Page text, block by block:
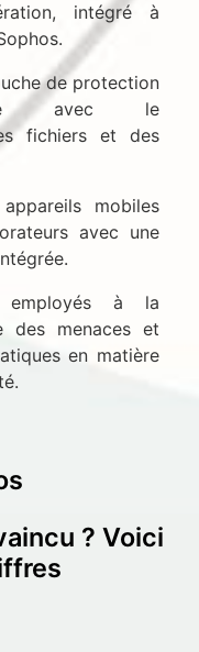
intégré à
de protection
avec le
fichiers et des
mobiles
avec une
employés à la
des menaces et
en matière
? Voici